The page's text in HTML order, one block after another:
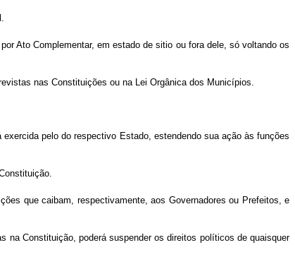
Ato Complementar, em estado de sitio ou fora dele, só voltando os
nas Constituições ou na Lei Orgânica dos Municípios.
pelo do respectivo Estado, estendendo sua ação às funções
que caibam, respectivamente, aos Governadores ou Prefeitos, e
na Constituição, poderá suspender os direitos políticos de quaisquer